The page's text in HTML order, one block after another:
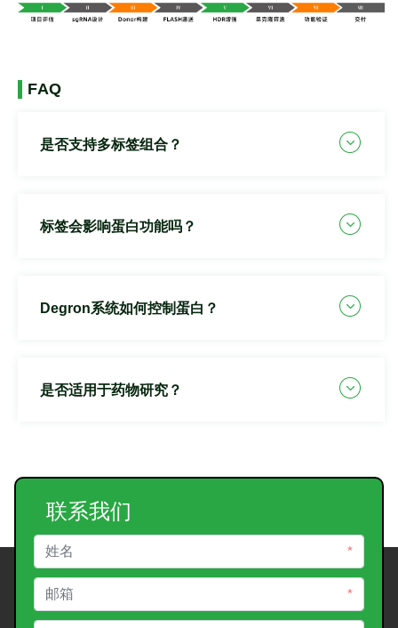
FAQ
是否支持多标签组合？
标签会影响蛋白功能吗？
Degron系统如何控制蛋白？
是否适用于药物研究？
联系我们
*
*